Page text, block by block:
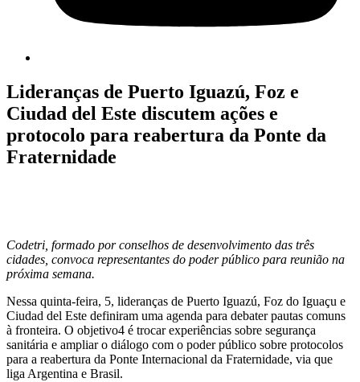
Lideranças de Puerto Iguazú, Foz e
Ciudad del Este discutem ações e
protocolo para reabertura da Ponte da
Fraternidade
Codetri, formado por conselhos de desenvolvimento das três
cidades, convoca representantes do poder público para reunião na
próxima semana.
Nessa quinta-feira, 5, lideranças de Puerto Iguazú, Foz do Iguaçu e
Ciudad del Este definiram uma agenda para debater pautas comuns
à fronteira. O objetivo4 é trocar experiências sobre segurança
sanitária e ampliar o diálogo com o poder público sobre protocolos
para a reabertura da Ponte Internacional da Fraternidade, via que
liga Argentina e Brasil.